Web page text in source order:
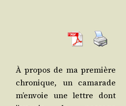
À pro­pos de ma pre­mière
chro­nique, un cama­rade
m’en­voie une lettre dont